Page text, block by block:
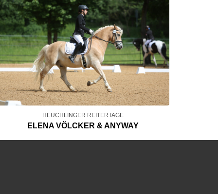
HEUCHLINGER REITERTAGE
ELENA VÖLCKER & ANYWAY